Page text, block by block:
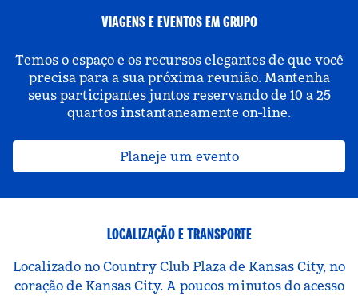
VIAGENS E EVENTOS EM GRUPO
Temos o espaço e os recursos elegantes de que você
precisa para a sua próxima reunião. Mantenha
seus participantes juntos reservando de 10 a 25
quartos instantaneamente on-line.
Planeje um evento
LOCALIZAÇÃO E TRANSPORTE
Localizado no Country Club Plaza de Kansas City, no
coração de Kansas City. A poucos minutos do acesso